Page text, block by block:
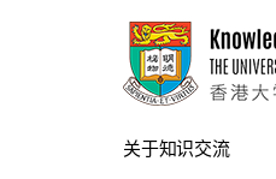
关于知识交流